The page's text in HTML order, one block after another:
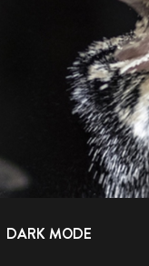
DARK MODE